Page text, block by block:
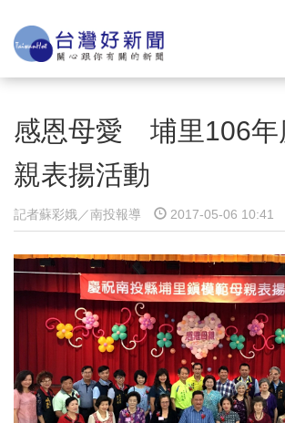
感恩母愛 埔里106年
親表揚活動
記者蘇彩娥／南投報導 2017-05-06 10:41